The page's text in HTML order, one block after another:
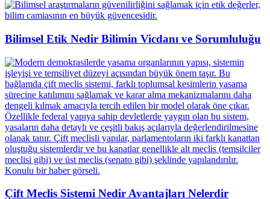
Bilimsel Etik Nedir Bilimin Vicdanı ve Sorumluluğu
Çift Meclis Sistemi Nedir Avantajları Nelerdir